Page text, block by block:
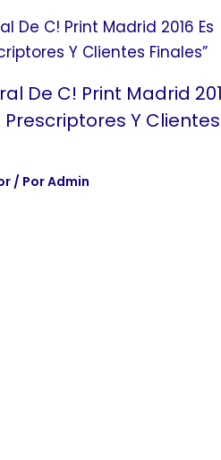
De C! Print Madrid
Prescriptores Y Clientes
/ PorAdmin